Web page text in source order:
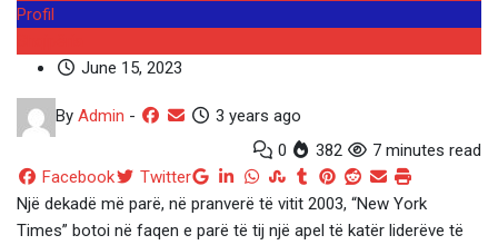
Profil
June 15, 2023
By Admin -
3 years ago
0
382
7 minutes read
Facebook
Twitter Google+
LinkedIn
Whatsapp
StumbleUpon
TumblrPinterest
RedditShare
via
Email
Një dekadë më parë, në pranverë të vitit 2003, “New York
Times” botoi në faqen e parë të tij një apel të katër liderëve të